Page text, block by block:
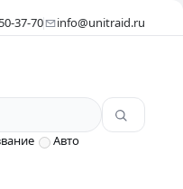
37-70 info@unitraid.ru
Авто